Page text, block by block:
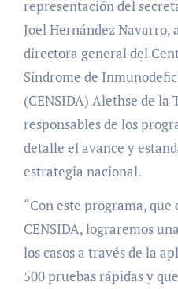
representación del
Joel Hernández Navarro,
directora general del
Síndrome de
(CENSIDA) Alethse de la
responsables de los
detalle el avance y
estrategia nacional.
“Con este programa,
CENSIDA, lograremos
los casos a través de la
500 pruebas rápidas y